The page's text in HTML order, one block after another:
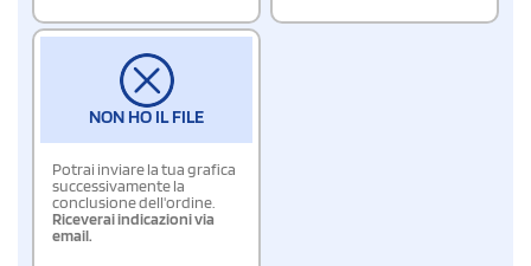
NON HO IL FILE
Potrai inviare la tua grafica
successivamente la
conclusione dell'ordine.
Riceverai indicazioni via
email.